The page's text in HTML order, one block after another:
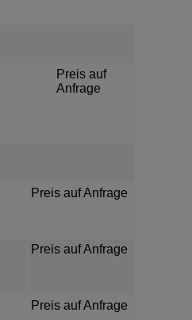
Preis auf
Anfrage
Preis auf Anfrage
Preis auf Anfrage
Preis auf Anfrage